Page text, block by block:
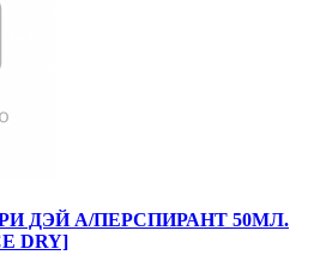
ДЭЙ А/ПЕРСПИРАНТ 50МЛ.
DRY]